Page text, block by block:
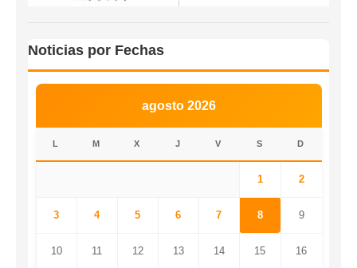
Noticias por Fechas
agosto 2026
L M X J V S D
1 2
3 4 5 6 7 8 9
10 11 12 13 14 15 16